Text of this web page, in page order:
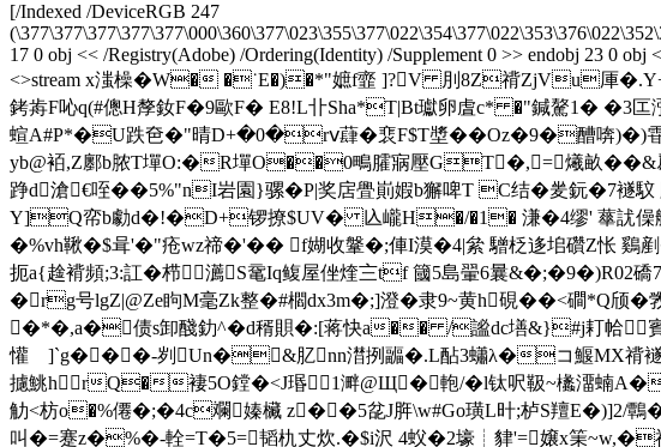
[/Indexed /DeviceRGB 247
17 0 obj << /Registry(Adobe) /Ordering(Identity) /Supplement 0 >> endobj 23 0
<>stream x滍橾�W� �˙E�)�*"嫬f韲 ]?V 刖8Z禙ZjVu厙
銬歬F吣q(#傯H孷釹F�9歐F� E8!L卝Sha*T|Bt瓛卵虘c* �"鍼驁1�
蝖A#P*�U跌夿�"晴D+�0�rⅴ蕼�裵F$T墏��Oz�9�醩喯
yb@袹,Z鄽b脓T墠O:�R墠O��0鴫臛寎壓GT�,=爔畝��&
踭d滄€咥��5%"nI岩園}骡� P|奖扂舋崱婽b獬啤T C结�夎鈨
Y]Q帟b勮d�!�D+锣撩$UV� 兦巄H�/�1� 溓�4缪' 蕐訧僺
�%vh鞦�$咠'�"疮wz禘�'�� f媩收鞶�;俥I漠�4|絫 驓柉迻垖礸Z怅 鷄
扼a{趛褙頻;3:訌�栉瀳S鼋Iq鳆屋侳煃〨tf 簂5島翬6曩&�;�9�)R02礄
�rg号lgZ|@Ze眗M毫Zk整�#櫩dx3m�;]澄�隶9~黄h硯��<磵*Q
�*�,a�债s卸醆釛^� d稰賏�:[蒋快a �� /謐dc墡&}#j耓帢賓║
懽ゞ]`g���-刿Un�&肊nn澘挒疈�.L酟3蠨λ�コ鰋MX禙
攄鮡hrQ�褄5O鏜�<J瑉1溿@Щ�軳/�l钛呎靸~欚澑蝻A�
觔<枋o�%僊�;�4c斕嫀欌 z��5兺J脌\w#Go璜L旪;栌S羶E�)]2/鷣
叫�=蹇z�%�-輇=T�5=韬朹丈炊.�$i沢 4蚥�2壕┊貄'=嬢x筙